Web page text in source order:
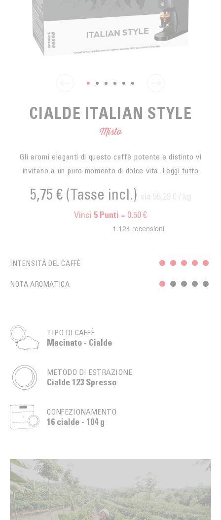
CAFFÈ DEL COMMERCIO EQUO
ACCESSOIRES POUR LE THÉ
SPUNTINO
PER PORTARE
ACCESSORI PER BARISTI
ACTUALITÉS
L'AZIENDA
I PICCOLI PRODUTTORI
ATTIVITÀCIALDE ITALIAN STYLE
Misto
Gli aromi eleganti di questo caffè potente e distinto vi
invitano a un puro momento di dolce vita. Leggi tutto
5,75 € (Tasse incl.) sia 55,29 € / kg
Vinci 5 Punti = 0,50 €
INTENSITÀ DEL CAFFÈ
NOTA AROMATICA
TIPO DI CAFFÈ
Macinato - Cialde
METODO DI ESTRAZIONE
Cialde 123 Spresso
CONFEZIONAMENTO
16 cialde - 104 g